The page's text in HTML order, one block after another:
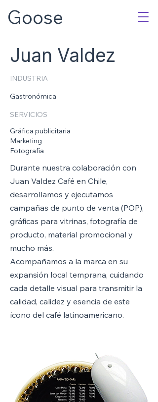
Goose
Juan Valdez
INDUSTRIA
Gastronómica
SERVICIOS
Gráfica publicitaria
Marketing
Fotografía
Durante nuestra colaboración con
Juan Valdez Café en Chile,
desarrollamos y ejecutamos
campañas de punto de venta (POP),
gráficas para vitrinas, fotografía de
producto, material promocional y
mucho más.
Acompañamos a la marca en su
expansión local temprana, cuidando
cada detalle visual para transmitir la
calidad, calidez y esencia de este
ícono del café latinoamericano.